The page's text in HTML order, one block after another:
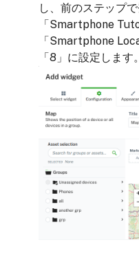
し、前のステップ
「Smartphone
「Smartphone
「8」に設定します。